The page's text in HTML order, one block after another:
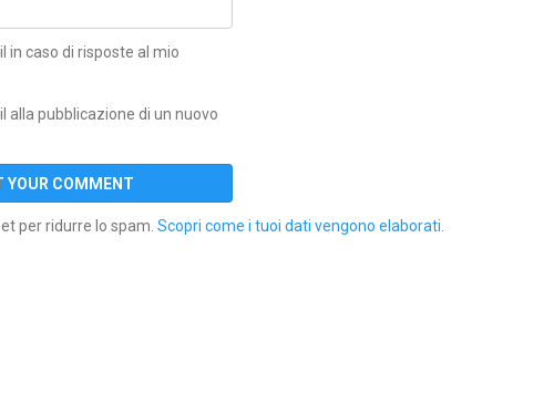
in caso di risposte al mio
alla pubblicazione di un nuovo
per ridurre lo spam. Scopri come i tuoi dati vengono elaborati